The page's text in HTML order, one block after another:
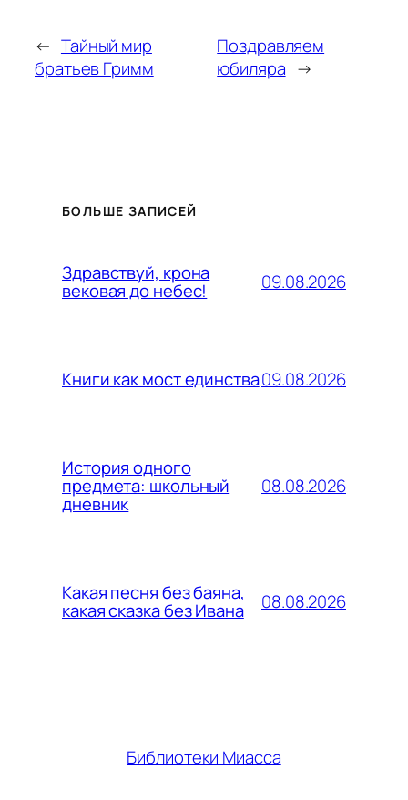
← Тайный мир
братьев Гримм
Поздравляем
юбиляра →
БОЛЬШЕ ЗАПИСЕЙ
Здравствуй, крона
вековая до небес! 09.08.2026
Книги как мост единства09.08.2026
История одного
предмета: школьный
дневник
08.08.2026
Какая песня без баяна,
какая сказка без Ивана 08.08.2026
Библиотеки Миасса